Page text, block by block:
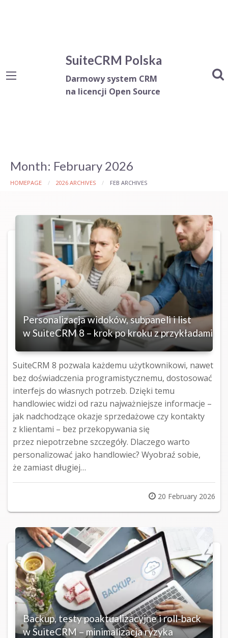
SuiteCRM Polska
Darmowy system CRM
na licencji Open Source
Month: February 2026
HOMEPAGE 2026 ARCHIVES FEB ARCHIVES
Personalizacja widoków, subpaneli i list
w SuiteCRM 8 – krok po kroku z przykładami
SuiteCRM 8 pozwala każdemu użytkownikowi, nawet
bez doświadczenia programistycznemu, dostosować
interfejs do własnych potrzeb. Dzięki temu
handlowiec widzi od razu najważniejsze informacje –
jak nadchodzące okazje sprzedażowe czy kontakty
z klientami – bez przekopywania się
przez niepotrzebne szczegóły. Dlaczego warto
personalizować jako handlowiec? Wyobraź sobie,
że zamiast długiej…
Posted
on
20 February 2026
Backup, testy poaktualizacyjne i roll-back
w SuiteCRM – minimalizacja ryzyka